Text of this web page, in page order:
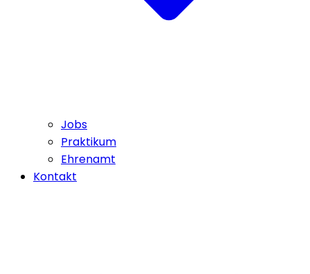
Jobs
Praktikum
Ehrenamt
Kontakt